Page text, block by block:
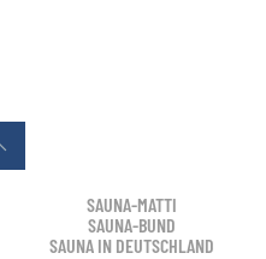
SAUNA-MATTI
SAUNA-BUND
SAUNA IN DEUTSCHLAND